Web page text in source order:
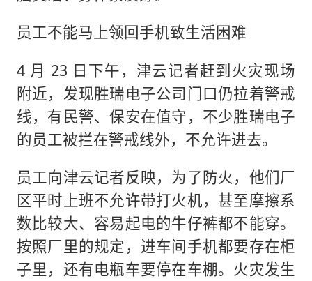
员工不能马上领回手机致生活困难
4 月 23 日下午，津云记者赶到火灾现场
附近，发现胜瑞电子公司门口仍拉着警戒
线，有民警、保安在值守，不少胜瑞电子
的员工被拦在警戒线外，不允许进去。
员工向津云记者反映，为了防火，他们厂
区平时上班不允许带打火机，甚至摩擦系
数比较大、容易起电的牛仔裤都不能穿。
按照厂里的规定，进车间手机都要存在柜
子里，还有电瓶车要停在车棚。火灾发生